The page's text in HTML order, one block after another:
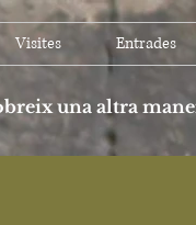
Visites Entrades
una altra